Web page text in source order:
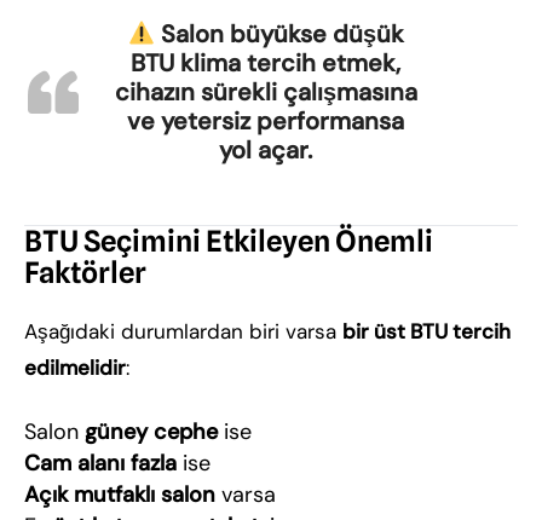
Salon büyükse düşük
BTU klima tercih etmek,
cihazın sürekli çalışmasına
ve yetersiz performansa
yol açar.
BTU Seçimini Etkileyen Önemli
Faktörler
Aşağıdaki durumlardan biri varsa bir üst BTU tercih
edilmelidir:
Salon güney cepheise
Cam alanı fazla ise
Açık mutfaklı salon varsa